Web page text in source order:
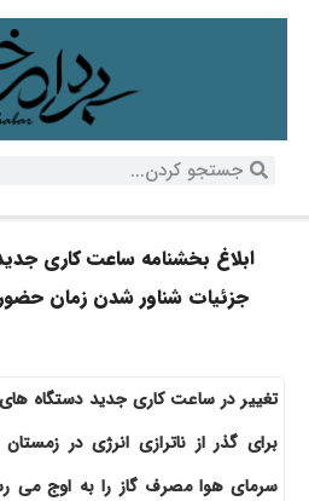
ابلاغ بخشنامه ساعت کاری جدید
جزئیات شناور شدن زمان حضور
تغییر در ساعت کاری جدید دستگاه های
برای گذر از ناترازی انرژی در
سرمای هوا مصرف گاز را به اوج می